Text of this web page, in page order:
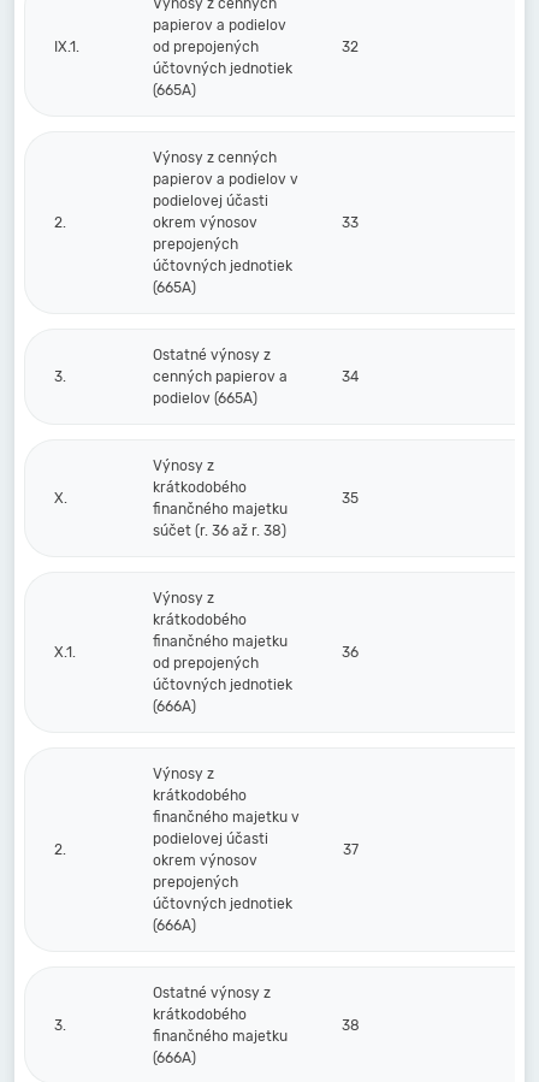
IX.1.
Výnosy z cenných
papierov a podielov
od prepojených
účtovných jednotiek
(665A)
32
2.
Výnosy z cenných
papierov a podielov v
podielovej účasti
okrem výnosov
prepojených
účtovných jednotiek
(665A)
33
3.
Ostatné výnosy z
cenných papierov a
podielov (665A)
34
X.
Výnosy z
krátkodobého
finančného majetku
súčet (r. 36 až r. 38)
35
X.1.
Výnosy z
krátkodobého
finančného majetku
od prepojených
účtovných jednotiek
(666A)
36
2.
Výnosy z
krátkodobého
finančného majetku v
podielovej účasti
okrem výnosov
prepojených
účtovných jednotiek
(666A)
37
3.
Ostatné výnosy z
krátkodobého
finančného majetku
(666A)
38